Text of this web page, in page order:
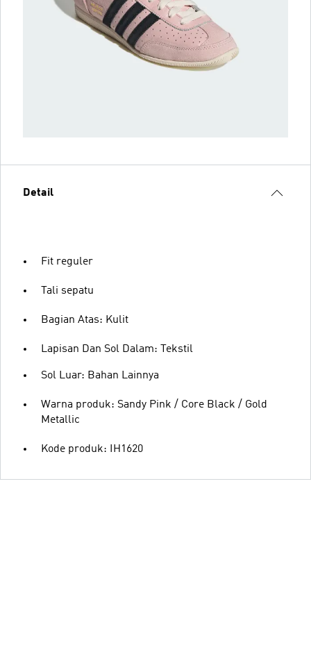
Detail
Fit reguler
Tali sepatu
Bagian Atas: Kulit
Lapisan Dan Sol Dalam: Tekstil
Sol Luar: Bahan Lainnya
Warna produk: Sandy Pink / Core Black / Gold
Metallic
Kode produk: IH1620